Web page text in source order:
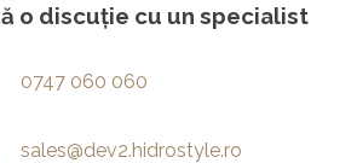
o discuție cu un specialist
0747 060 060
sales@dev2.hidrostyle.ro